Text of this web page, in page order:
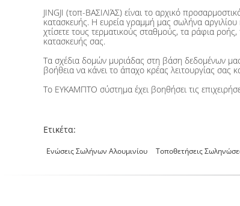
JINGJI (τοπ-ΒΑΣΙΛΙΆΣ) είναι το αρχικό
κατασκευής. Η ευρεία γραμμή μας σωλήνα
χτίσετε τους τερματικούς σταθμούς, τα ράφια
κατασκευής σας.
Τα σχέδια δομών μυριάδας στη βάση δεδομένων
βοήθεια να κάνει το άπαχο κρέας λειτουργίας σας
Το ΕΥΚΑΜΠΤΟ σύστημα έχει βοηθήσει τις
Ετικέτα:
Ενώσεις Σωλήνων Αλουμινίου Τοποθετήσεις